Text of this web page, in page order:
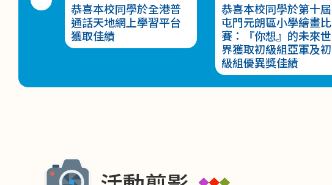
比賽
恭喜本校同學於全港普
通話天地網上學習平台
獲取佳績
恭喜本校同學於第十屆
屯門元朗區小學繪畫比
賽：『你想』的未來世
界獲取初級組亞軍及初
級組優異獎佳績